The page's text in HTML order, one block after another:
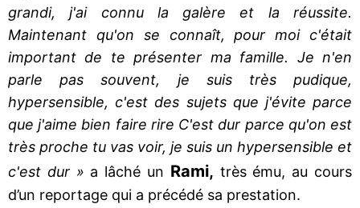
grandi, j'ai connu la galère et la réussite.
Maintenant qu'on se connaît, pour moi c'était
important de te présenter ma famille. Je n'en
parle pas souvent, je suis très pudique,
hypersensible, c'est des sujets que j'évite parce
que j'aime bien faire rire C'est dur parce qu'on est
très proche tu vas voir, je suis un hypersensible et
c'est dur » a lâché un Rami, très ému, au cours
d’un reportage qui a précédé sa prestation.